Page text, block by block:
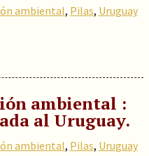
ambiental, Pilas, Uruguay
ambiental :
al Uruguay.
ambiental, Pilas, Uruguay